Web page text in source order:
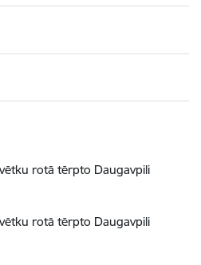
rotā tērpto Daugavpili
rotā tērpto Daugavpili